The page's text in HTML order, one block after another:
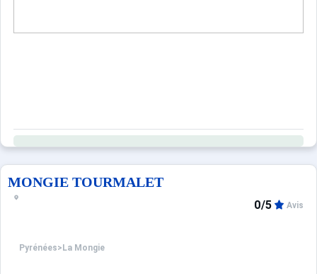
MONGIE TOURMALET
Pyrénées> La Mongie
0/5 Avis